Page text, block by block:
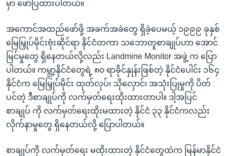
မှာ ဖော်ပြထားပါတယ်။
အကောင်အထည်ဖော်ဖို့ အခက်အခဲတွေ ရှိခဲ့ပေမယ့် ၁၉၉၉ ခုနှစ်
မြေမြှုပ်မိုင်းဗုံးဆိုင်ရာ နိုင်ငံတကာ သဘောတူစာချုပ်ဟာ အောင်
မြင်မှုတွေ ရှိနေတယ်လို့လည်း Landmine Monitor အဖွဲ့ က ပြော
ပါတယ်။ ကမ္ဘာ့နိုင်ငံတွေရဲ့ ၈၀ ရာခိုင်နှုန်းဖြစ်တဲ့ နိုင်ငံပေါင်း ၁၆၄
နိုင်ငံက မြေမြှုပ်မိုင်း ထုတ်လုပ်၊ သိုလှောင်၊ အသုံးပြုမှုကို ပိတ်
ပင်တဲ့ ဒီစာချုပ်ကို လက်မှတ်ရေးထိုးထားတာပါ။ ဒါ့အပြင်
စာချုပ် ကို လက်မှတ်ရေးထိုးမထားတဲ့ နိုင်ငံ ၃၃ နိုင်ငံကလည်း
လိုက်နာမှုတွေ ရှိနေတယ်လို့ ပြောပါတယ်။
စာချုပ်ကို လက်မှတ်ရေး မထိုးထားတဲ့ နိုင်ငံတွေထဲက မြန်မာနိုင်ငံ